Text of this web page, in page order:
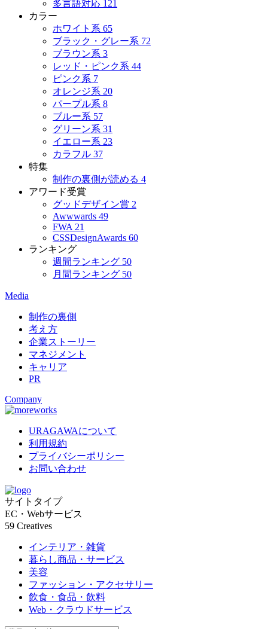
多言語対応 121
カラー
ホワイト系 65
ブラック・グレー系 72
ブラウン系 3
レッド・ピンク系 44
ピンク系 7
オレンジ系 20
パープル系 8
ブルー系 57
グリーン系 31
イエロー系 23
カラフル 37
特集
制作の裏側が読める 4
アワード受賞
グッドデザイン賞 2
Awwwards 49
FWA 21
CSSDesignAwards 60
ランキング
週間ランキング 50
月間ランキング 50
Media
制作の裏側
考え方
企業ストーリー
マネジメント
キャリア
PR
Company
URAGAWAについて
利用規約
プライバシーポリシー
お問い合わせ
サイトタイプ
EC・Webサービス
59 Creatives
インテリア・雑貨
暮らし商品・サービス
美容
ファッション・アクセサリー
飲食・食品・飲料
Web・クラウドサービス